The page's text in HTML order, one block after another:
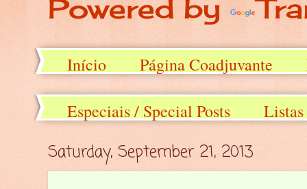
Powered by
Início Página Coadjuvante
Especiais / Special Posts
Saturday, September 21, 2013